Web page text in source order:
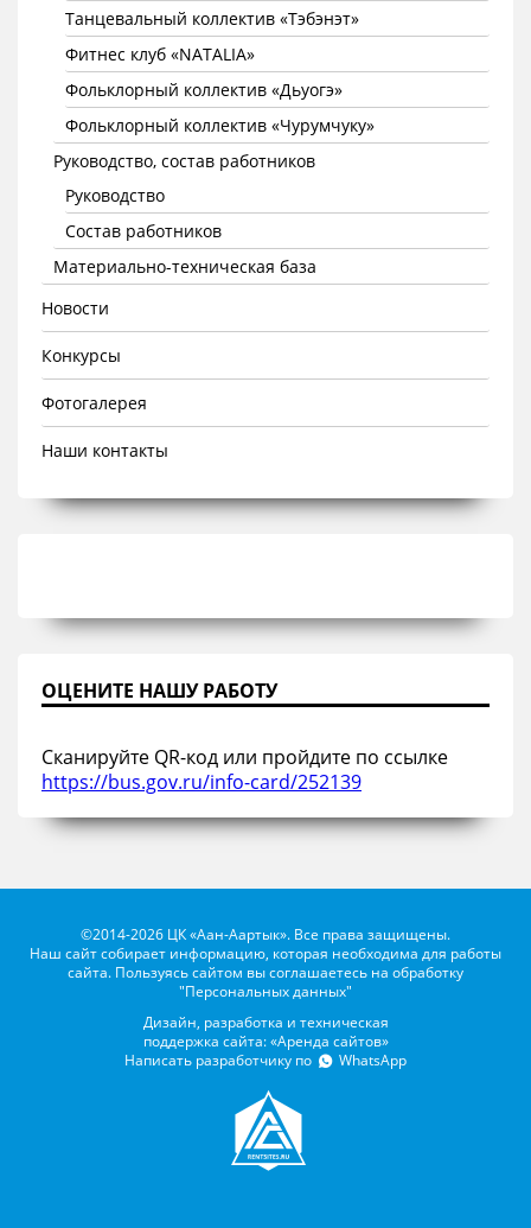
Танцевальный коллектив «Тэбэнэт»
Фитнес клуб «NATALIA»
Фольклорный коллектив «Дьуогэ»
Фольклорный коллектив «Чурумчуку»
Руководство, состав работников
Руководство
Состав работников
Материально-техническая база
Новости
Конкурсы
Фотогалерея
Наши контакты
ОЦЕНИТЕ НАШУ РАБОТУ
Сканируйте QR-код или пройдите по ссылке
https://bus.gov.ru/info-card/252139
©2014-2026 ЦК «Аан-Аартык». Все права защищены.
Наш сайт собирает информацию, которая необходима для работы
сайта. Пользуясь сайтом вы соглашаетесь на обработку
"Персональных данных"
Дизайн, разработка и техническая
поддержка сайта: «Аренда сайтов»
Написать разработчику по
WhatsApp